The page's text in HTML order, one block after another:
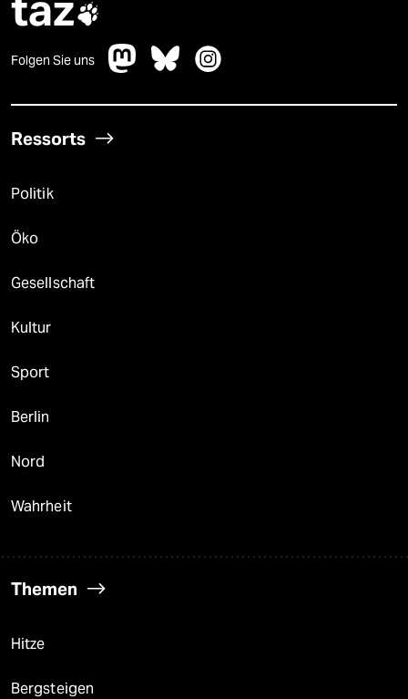

Folgen Sie uns
Ressorts
Politik
Öko
Gesellschaft
Kultur
Sport
Berlin
Nord
Wahrheit
Themen
Hitze
Bergsteigen